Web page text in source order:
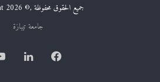
جميع الحقوق محفوظة ,© Copyright 2026
جامعة تيبازة
فيسبوكلينكدإن